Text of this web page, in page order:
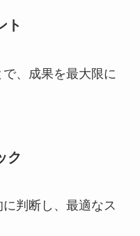
ト
、成果を最大限に
ク
判断し、最適なス